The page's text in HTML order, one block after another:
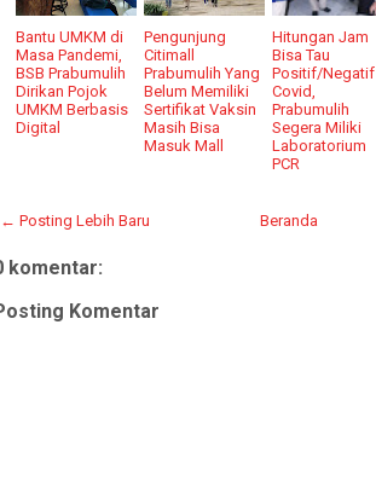
Bantu UMKM di
Masa Pandemi,
BSB Prabumulih
Dirikan Pojok
UMKM Berbasis
Digital
Pengunjung
Citimall
Prabumulih Yang
Belum Memiliki
Sertifikat Vaksin
Masih Bisa
Masuk Mall
Hitungan Jam
Bisa Tau
Positif/Negatif
Covid,
Prabumulih
Segera Miliki
Laboratorium
PCR
← Posting Lebih Baru Beranda
komentar:
Komentar